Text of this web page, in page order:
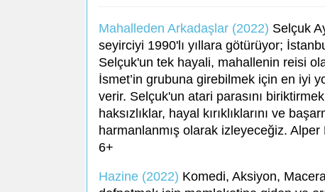
Mahalleden Arkadaşlar (2022) Selçuk
seyirciyi 1990'lı yıllara götürüyor;
Selçuk'un tek hayali, mahallenin reisi
İsmet’in grubuna girebilmek için en iyi
verir. Selçuk'un atari parasını
haksızlıklar, hayal kırıklıklarını ve
harmanlanmış olarak izleyeceğiz.
6+
Hazine (2022) Komedi, Aksiyon,